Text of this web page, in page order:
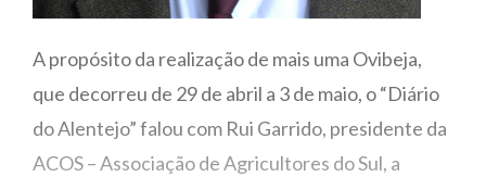
A propósito da realização de mais uma Ovibeja,
que decorreu de 29 de abril a 3 de maio, o “Diário
do Alentejo” falou com Rui Garrido, presidente da
ACOS – Associação de Agricultores do Sul, a